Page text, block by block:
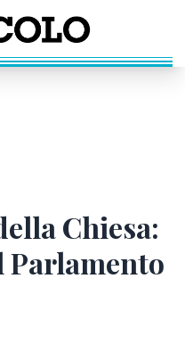
Chiesa:
Parlamento